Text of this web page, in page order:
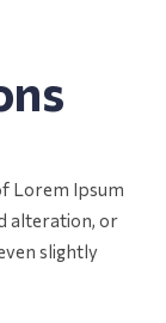
Lorem Ipsum
alteration, or
slightly